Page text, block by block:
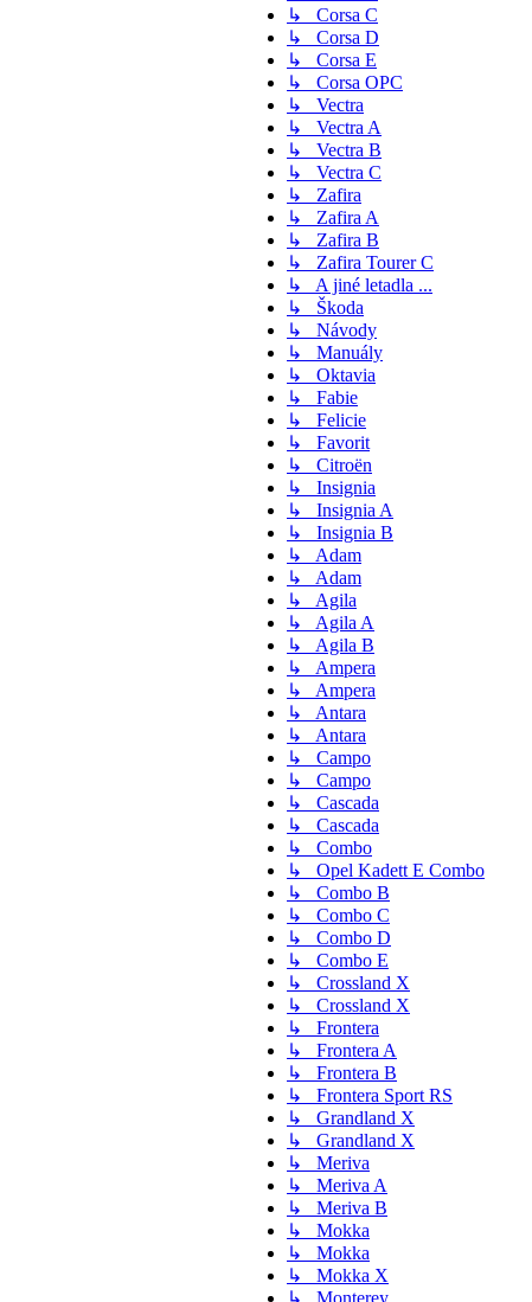
↳ Corsa C
↳ Corsa D
↳ Corsa E
↳ Corsa OPC
↳ Vectra
↳ Vectra A
↳ Vectra B
↳ Vectra C
↳ Zafira
↳ Zafira A
↳ Zafira B
↳ Zafira Tourer C
↳ A jiné letadla ...
↳ Škoda
↳ Návody
↳ Manuály
↳ Oktavia
↳ Fabie
↳ Felicie
↳ Favorit
↳ Citroën
↳ Insignia
↳ Insignia A
↳ Insignia B
↳ Adam
↳ Adam
↳ Agila
↳ Agila A
↳ Agila B
↳ Ampera
↳ Ampera
↳ Antara
↳ Antara
↳ Campo
↳ Campo
↳ Cascada
↳ Cascada
↳ Combo
↳ Opel Kadett E Combo
↳ Combo B
↳ Combo C
↳ Combo D
↳ Combo E
↳ Crossland X
↳ Crossland X
↳ Frontera
↳ Frontera A
↳ Frontera B
↳ Frontera Sport RS
↳ Grandland X
↳ Grandland X
↳ Meriva
↳ Meriva A
↳ Meriva B
↳ Mokka
↳ Mokka
↳ Mokka X